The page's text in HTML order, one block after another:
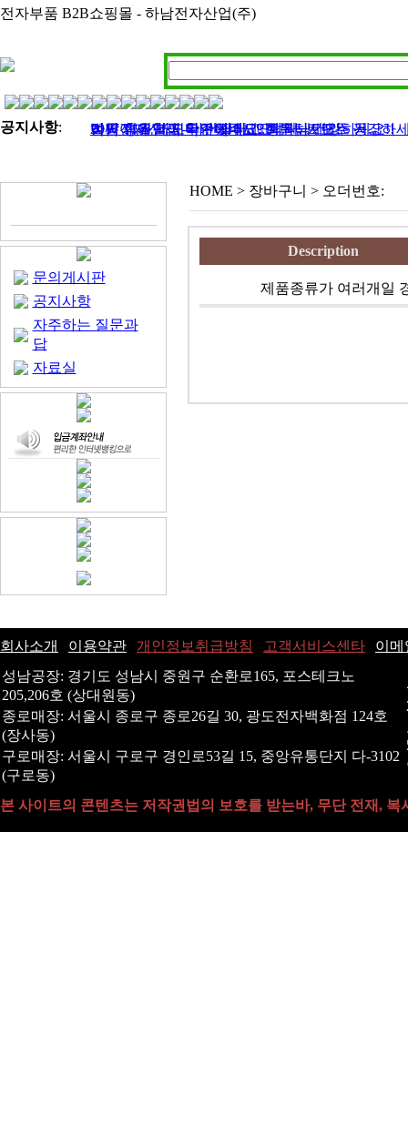
전자부품 B2B쇼핑몰 - 하남전자산업(주)
공지사항: 하남전자산업 - 라인필터, 인덕터, 트랜스 등..
2017 정유년 모두 건강하고 행복하세요
여름 휴가철이 다가왔네요? 회원님! 모두 건강하
벌써 11월 마지막주이네요..회원님 건강하세요!!
김민아님 입금 확인해주세요
문의게시판
공지사항
자주하는 질문과
답
자료실
HOME > 장바구니 > 오더번호:
Description
제품종류가 여러개일
회사소개 이용약관 개인정보취급방침 고객서비스센타
이메
성남공장: 경기도 성남시 중원구 순환로165, 포스테크노
205,206호 (상대원동)
종로매장: 서울시 종로구 종로26길 30, 광도전자백화점 124호
(장사동)
구로매장: 서울시 구로구 경인로53길 15, 중앙유통단지 다-3102
(구로동)
본 사이트의 콘텐츠는 저작권법의 보호를 받는바, 무단 전재, 복